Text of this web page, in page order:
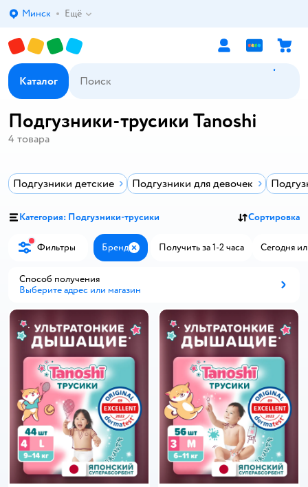
Выбор адреса доставки.
Минск Ещё
Каталог
Подгузники-трусики Tanoshi
4 товара
Подгузники детские Подгузники для девочек
Категория: Подгузники-трусики Сортировка
Фильтры Бренд ЗакрытьПолучить за 1-2 часа Сегодня
Способ получения
Выберите адрес или магазин